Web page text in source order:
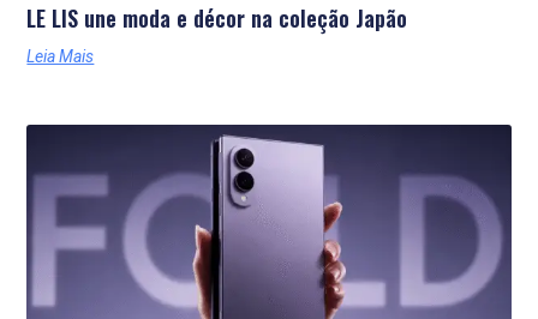
LE LIS une moda e décor na coleção Japão
Leia Mais